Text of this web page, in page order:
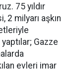
75 yıldır
2 milyarı aşkın
Gazze
evleri imar